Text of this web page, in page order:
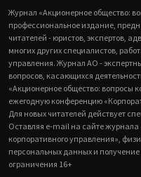
Журнал «Акционерное общество:
профессиональное издание,
читателей - юристов, экспертов,
многих других специалистов,
управления. Журнал АО -
вопросов, касающихся
«Акционерное общество: вопросы
ежегодную конференцию
Для новых читателей действует
Оставляя e-mail на сайте
корпоративного управления»,
персональных данных и
ограничения 16+